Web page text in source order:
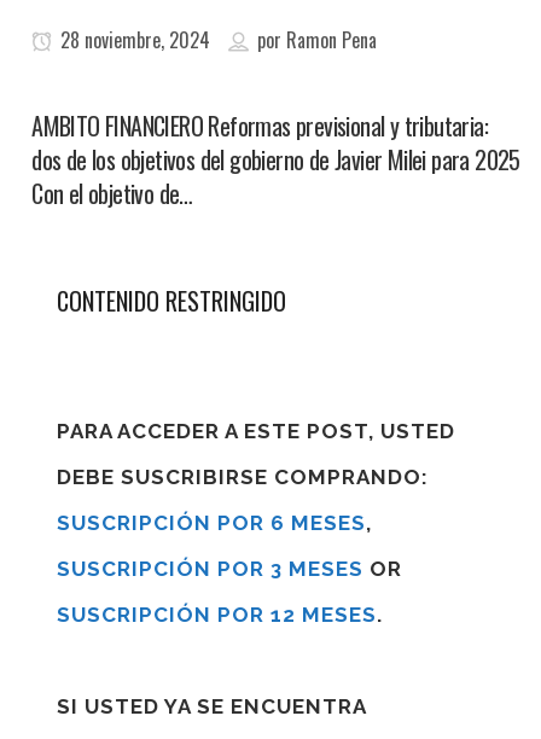
28 noviembre, 2024 por Ramon Pena
AMBITO FINANCIERO Reformas previsional y tributaria:
dos de los objetivos del gobierno de Javier Milei para 2025
Con el objetivo de…
CONTENIDO RESTRINGIDO
PARA ACCEDER A ESTE POST, USTED
DEBE SUSCRIBIRSE COMPRANDO:
SUSCRIPCIÓN POR 6 MESES,
SUSCRIPCIÓN POR 3 MESES OR
SUSCRIPCIÓN POR 12 MESES.
SI USTED YA SE ENCUENTRA